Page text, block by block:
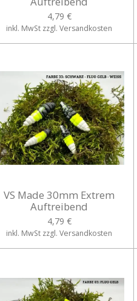
4,79 €
inkl. MwSt zzgl. Versandkosten
VS Made 30mm Extrem
Auftreibend
4,79 €
inkl. MwSt zzgl. Versandkosten